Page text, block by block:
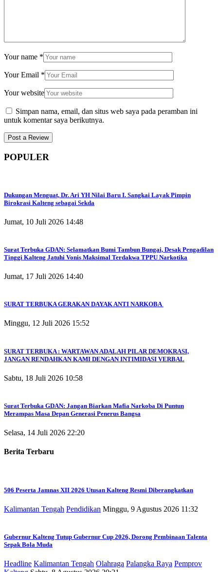
Your name *
Your Email *
Your website
Simpan nama, email, dan situs web saya pada peramban ini
untuk komentar saya berikutnya.
POPULER
Dukungan Menguat, Dr. Ari YH Nilai Baru I. Sangkai Layak Pimpin
Birokrasi Kalteng sebagai Sekda
Jumat, 10 Juli 2026 14:48
Surat Terbuka GDAN: Selamatkan Bumi Tambun Bungai, Desak Pengadilan
Tinggi Kalteng Jatuhi Vonis Maksimal Terdakwa TPPU Narkotika
Jumat, 17 Juli 2026 14:40
SURAT TERBUKA GERAKAN DAYAK ANTI NARKOBA
Minggu, 12 Juli 2026 15:52
SURAT TERBUKA : WARTAWAN ADALAH PILAR DEMOKRASI,
JANGAN RENDAHKAN KAMI DENGAN INTIMIDASI VERBAL
Sabtu, 18 Juli 2026 10:58
Surat Terbuka GDAN: Jangan Biarkan Mafia Narkoba Di Puntun
Merampas Masa Depan Generasi Penerus Bangsa
Selasa, 14 Juli 2026 22:20
Berita Terbaru
506 Peserta Jamnas XII 2026 Utusan Kalteng Resmi Diberangkatkan
Kalimantan Tengah Pendidikan Minggu, 9 Agustus 2026 11:32
Gubernur Kalteng Tutup Gubernur Cup 2026, Dorong Pembinaan Talenta
Sepak Bola Muda
Headline Kalimantan Tengah Olahraga Palangka Raya Pemprov